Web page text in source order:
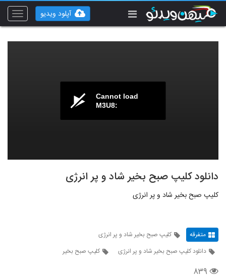
Toggle
آپلود ویدیو
Cannot load
M3U8:
دانلود کلیپ صبح بخیر شاد و پر انرژی
کلیپ صبح بخیر شاد و پر انرژی
متفرقه
کلیپ صبح بخیر شاد و پر انرژی
دانلود کلیپ صبح بخیر شاد و پر انرژی
کلیپ صبح بخیر
۸۳۹